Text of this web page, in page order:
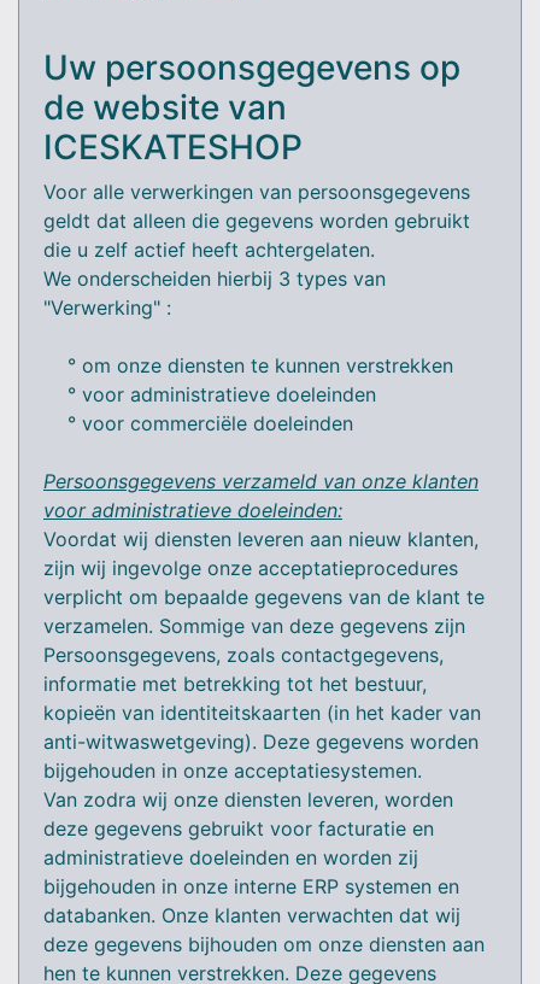
Uw persoonsgegevens op
de website van
ICESKATESHOP
Voor alle verwerkingen van persoonsgegevens
geldt dat alleen die gegevens worden gebruikt
die u zelf actief heeft achtergelaten.
We onderscheiden hierbij 3 types van
"Verwerking" :
° om onze diensten te kunnen verstrekken
° voor administratieve doeleinden
° voor commerciële doeleinden
Persoonsgegevens verzameld van onze klanten
voor administratieve doeleinden:
Voordat wij diensten leveren aan nieuw klanten,
zijn wij ingevolge onze acceptatieprocedures
verplicht om bepaalde gegevens van de klant te
verzamelen. Sommige van deze gegevens zijn
Persoonsgegevens, zoals contactgegevens,
informatie met betrekking tot het bestuur,
kopieën van identiteitskaarten (in het kader van
anti-witwaswetgeving). Deze gegevens worden
bijgehouden in onze acceptatiesystemen.
Van zodra wij onze diensten leveren, worden
deze gegevens gebruikt voor facturatie en
administratieve doeleinden en worden zij
bijgehouden in onze interne ERP systemen en
databanken. Onze klanten verwachten dat wij
deze gegevens bijhouden om onze diensten aan
hen te kunnen verstrekken. Deze gegevens